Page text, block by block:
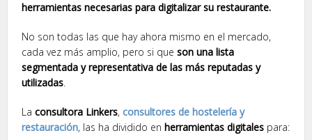
herramientas necesarias para digitalizar su restaurante.
No son todas las que hay ahora mismo en el mercado,
cada vez más amplio, pero si queson una lista
segmentada y representativa de las más reputadas y
utilizadas.
Laconsultora Linkers,consultores de hostelería y
restauración, las ha dividido en herramientas digitales para: